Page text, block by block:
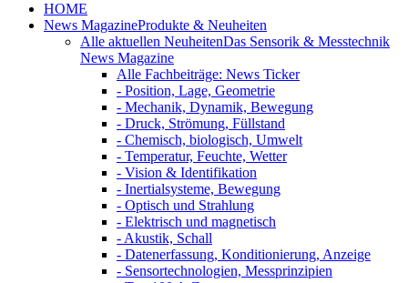
HOME
News MagazineProdukte & Neuheiten
Alle aktuellen NeuheitenDas Sensorik & Messtechnik
News Magazine
Alle Fachbeiträge: News Ticker
- Position, Lage, Geometrie
- Mechanik, Dynamik, Bewegung
- Druck, Strömung, Füllstand
- Chemisch, biologisch, Umwelt
- Temperatur, Feuchte, Wetter
- Vision & Identifikation
- Inertialsysteme, Bewegung
- Optisch und Strahlung
- Elektrisch und magnetisch
- Akustik, Schall
- Datenerfassung, Konditionierung, Anzeige
- Sensortechnologien, Messprinzipien